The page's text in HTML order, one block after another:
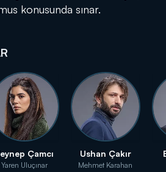
konusunda sınar.
Çamcı
Yaren Uluçınar
Ushan Çakır
Mehmet Karahan